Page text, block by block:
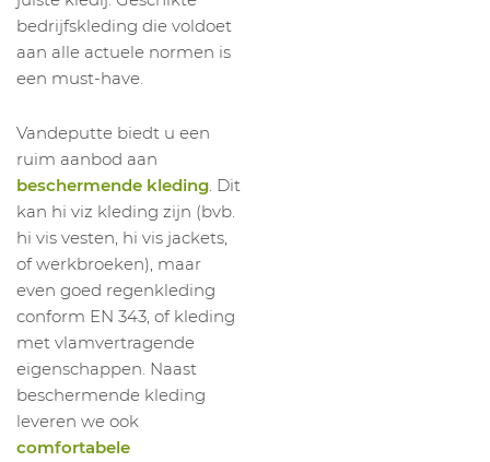
bedrijfskleding die voldoet
aan alle actuele normen is
een must-have.
Vandeputte biedt u een
ruim aanbod aan
beschermende kleding. Dit
kan hi viz kleding zijn (bvb.
hi vis vesten, hi vis jackets,
of werkbroeken), maar
even goed regenkleding
conform EN 343, of kleding
met vlamvertragende
eigenschappen. Naast
beschermende kleding
leveren we ook
comfortabele